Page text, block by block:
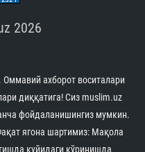
2026
ахборот воситалари
диққатига! Сиз muslim.uz
фойдаланишингиз мумкин.
ягона шартимиз: Мақола
қуйидаги кўринишда